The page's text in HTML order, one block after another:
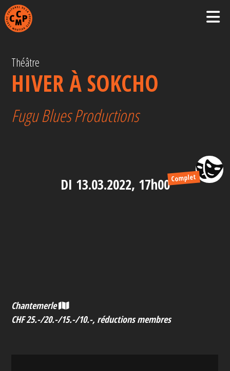
Théâtre
HIVER À SOKCHO
Fugu Blues Productions
DI 13.03.2022, 17h00Complet
Chantemerle
CHF 25.-/20.-/15.-/10.-, réductions membres